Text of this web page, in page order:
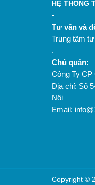
HỆ THỐNG
-
Tư vấn và
Trung tâm
.
Chủ quản:
Công Ty CP
Địa chỉ: Số
Nội
Email:
Copyright ©